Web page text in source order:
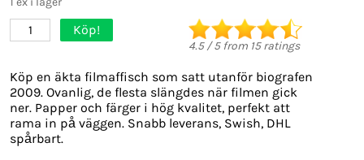
1 Köp!
4.5/5from 15ratings
Köp en äkta filmaffisch som satt utanför biografen
2009. Ovanlig, de flesta slängdes när filmen gick
ner. Papper och färger i hög kvalitet, perfekt att
rama in på väggen. Snabb leverans, Swish, DHL
spårbart.